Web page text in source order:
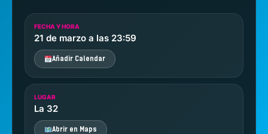
FECHA Y HORA
21 de marzo a las 23:59
Añadir Calendar
LUGAR
La 32
Abrir en Maps